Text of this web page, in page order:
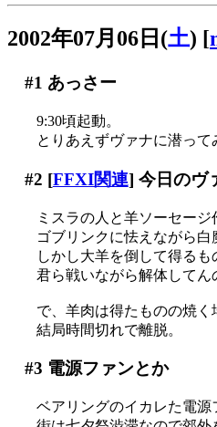
2002年07月06日(土) [
#1 あっさー
9:30頃起動。
とりあえずヴァナに潜って
#2 [FFXI関連] 今日のヴ
ミスラの人と羊ソーセージ
ゴブリンクに怯えながら白
しかし大羊を倒して得るも
君ら戦いながら解体してん
で、羊肉は得たものの焼く
結局時間切れで離脱。
#3 電源ファンとか
ベアリングのイカレた電源